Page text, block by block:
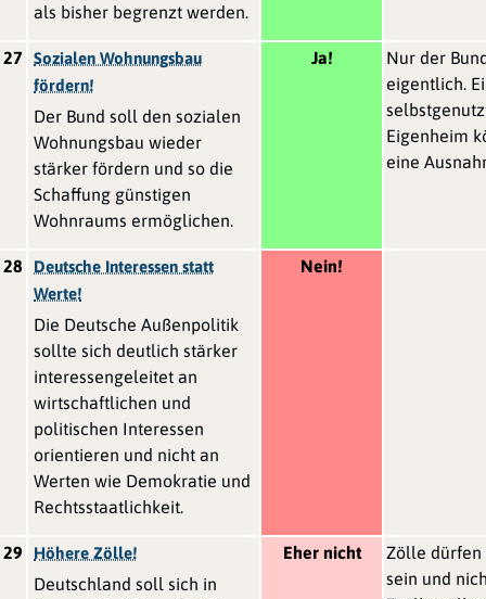
als bisher begrenzt werden.
27
Sozialen Wohnungsbau
fördern!
Der Bund soll den sozialen
Wohnungsbau wieder
stärker fördern und so die
Schaffung günstigen
Wohnraums ermöglichen.
Ja!
Nur der
eigentlich.
Eigenheim
eine
28
Deutsche Interessen statt
Werte!
Die Deutsche Außenpolitik
sollte sich deutlich stärker
interessengeleitet an
wirtschaftlichen und
politischen Interessen
orientieren und nicht an
Werten wie Demokratie und
Rechtsstaatlichkeit.
Nein!
29 Höhere Zölle!
Deutschland soll sich in
Eher nicht
Zölle
sein und